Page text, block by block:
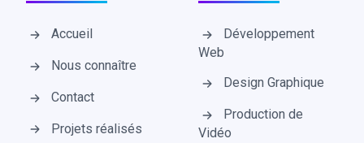
Accueil
Nous connaître
Contact
Projets réalisés
Développement
Web
Design Graphique
Production de
Vidéo